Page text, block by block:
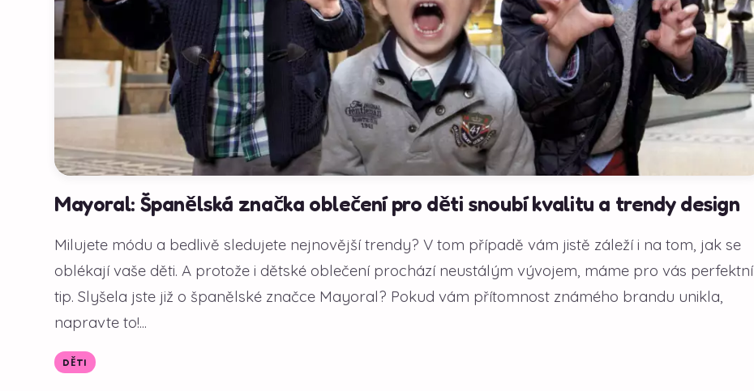
Mayoral: Španělská značka oblečení pro děti snoubí kvalitu a trendy design
Milujete módu a bedlivě sledujete nejnovější trendy? V tom případě vám jistě záleží i na tom, jak se
oblékají vaše děti. A protože i dětské oblečení prochází neustálým vývojem, máme pro vás perfektní
tip. Slyšela jste již o španělské značce Mayoral? Pokud vám přítomnost známého brandu unikla,
napravte to!...
DĚTI